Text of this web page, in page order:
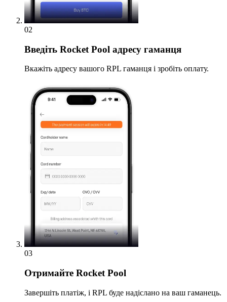
02
Введіть Rocket Pool адресу гаманця
Вкажіть адресу вашого RPL гаманця і зробіть оплату.
03
Отримайте Rocket Pool
Завершіть платіж, і RPL буде надіслано на ваш гаманець.